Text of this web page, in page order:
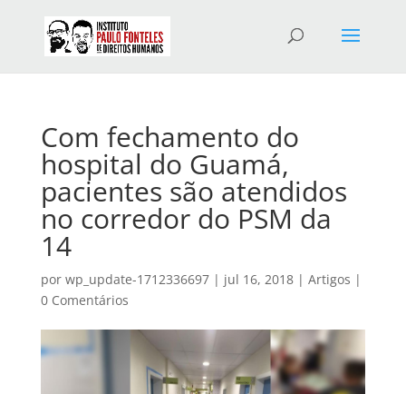
Com fechamento do
hospital do Guamá,
pacientes são atendidos
no corredor do PSM da
14
por wp_update-1712336697| jul 16, 2018| Artigos |
0 Comentários